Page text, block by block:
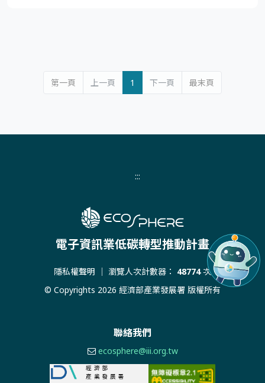
第一頁 上一頁 1 下一頁 最末頁
:::
電子資訊業低碳轉型推動計畫
隱私權聲明 ｜ 瀏覽人次計數器： 48774次
© Copyrights 2026 經濟部產業發展署 版權所有
聯絡我們
ecosphere@iii.org.tw